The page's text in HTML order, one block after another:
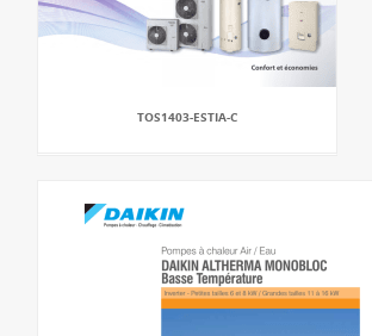
TOS1403-ESTIA-C